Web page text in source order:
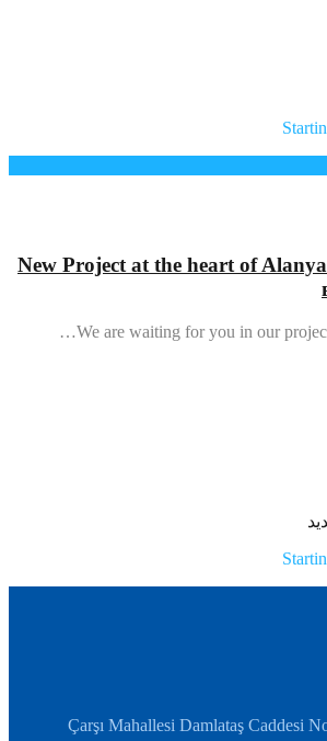
New Project at the heart of
We are waiting for you in our
Çarşı Mahallesi Damlataş Caddesi